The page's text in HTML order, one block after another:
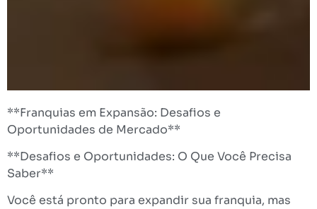
**Franquias em Expansão: Desafios e
Oportunidades de Mercado**
**Desafios e Oportunidades: O Que Você Precisa
Saber**
Você está pronto para expandir sua franquia, mas